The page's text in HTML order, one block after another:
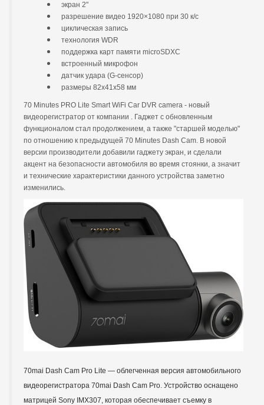
экран 2"
разрешение видео 1920×1080 при 30 к/с
циклическая запись
технология WDR
поддержка карт памяти microSDXC
встроенный микрофон
датчик удара (G-сенсор)
размеры 82х41х58 мм
70 Minutes PRO Lite Smart WiFi Car DVR camera - новый
видеорегистратор от компании . Гаджет с обновленным
функционалом стал продолжением, а также "старшей моделью"
по отношению к предыдущей 70 Minutes Dash Cam. В новой
версии производители добавили гаджету экран, и сделали
акцент на безопасности автомобиля во время стоянки, а значит
и технические характеристики данного устройства заметно
изменились.
70mai Dash Cam Pro Lite — облегченная версия автомобильного
видеорегистратора 70mai Dash Cam Pro. Устройство оснащено
матрицей Sony IMX307, которая обеспечивает съемку в